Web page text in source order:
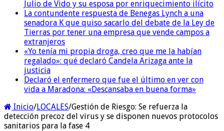
Julio de Vido y su esposa por enriquecimiento ilícito
La contundente respuesta de Benegas Lynch a una
senadora K que quiso sacarlo del debate de la Ley de
Tierras por tener una empresa que vende campos a
extranjeros
«Yo tenía mi propia droga, creo que me la habían
regalado»: qué declaró Candela Arizaga ante la
justicia
Declaró el enfermero que fue el último en ver con
vida a Maradona: «Descansaba en buena forma»
Inicio/LOCALES/Gestión de Riesgo: Se refuerza la
detección precoz del virus y se disponen nuevos protocolos
sanitarios para la fase 4